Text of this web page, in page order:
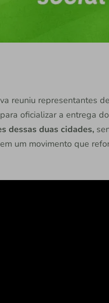
reuniu representantes
oficializar a entrega
dessas duas cidades,
um movimento que